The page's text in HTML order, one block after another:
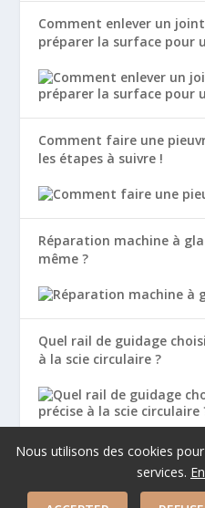
Comment enlever un
préparer la surface pour
Comment faire une
les étapes à suivre !
Réparation machine à
même ?
Quel rail de guidage
à la scie circulaire ?
Copyright
Nous utilisons des cookies
services.